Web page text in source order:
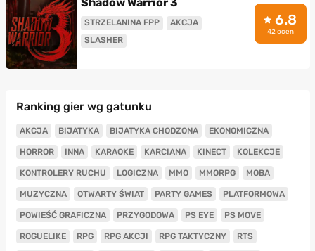
STRZELANINA FPP
AKCJA
SLASHER
6.8
42 ocen
Ranking gier wg gatunku
AKCJA BIJATYKA BIJATYKA CHODZONA EKONOMICZNA
HORROR INNA KARAOKE KARCIANA KINECT KOLEKCJE
KONTROLERY RUCHU LOGICZNA MMO MMORPG MOBA
MUZYCZNA OTWARTY ŚWIAT PARTY GAMES PLATFORMOWA
POWIEŚĆ GRAFICZNA PRZYGODOWA PS EYE PS MOVE
ROGUELIKE RPG RPG AKCJI RPG TAKTYCZNY RTS